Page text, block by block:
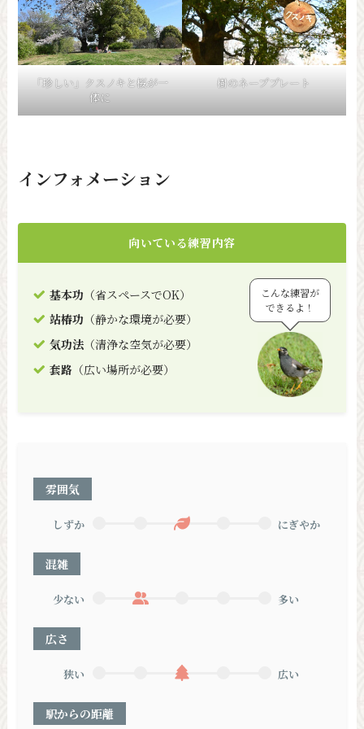
「珍しい」クスノキと桜が一
体に
樹のネーププレート
インフォメーション
向いている練習内容
基本功 （省スペースでOK）
站椿功 （静かな環境が必要）
気功法（清浄な空気が必要）
套路 （広い場所が必要）
こんな練習が
できるよ！
雰囲気
しずか にぎやか
混雑
少ない 多い
広さ
狭い 広い
駅からの距離